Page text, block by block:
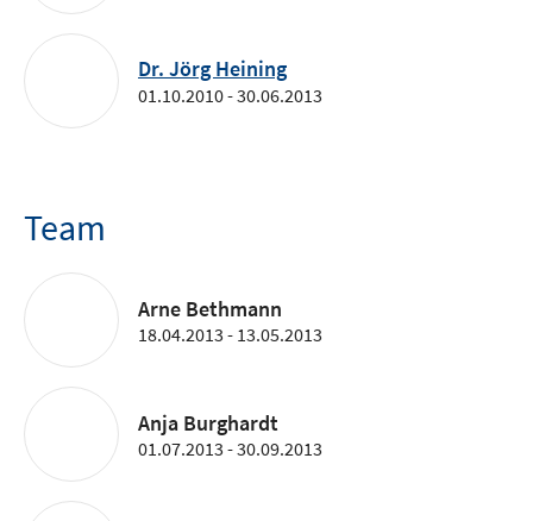
Dr. Jörg Heining
01.10.2010 - 30.06.2013
Team
Arne Bethmann
18.04.2013 - 13.05.2013
Anja Burghardt
01.07.2013 - 30.09.2013